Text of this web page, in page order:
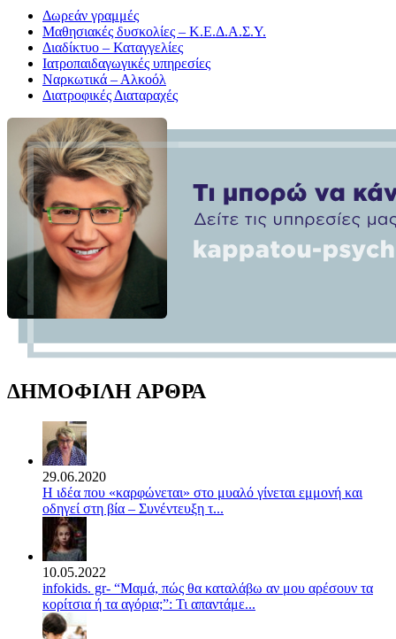
Δωρεάν γραμμές
Μαθησιακές δυσκολίες – Κ.Ε.Δ.Α.Σ.Υ.
Διαδίκτυο – Καταγγελίες
Ιατροπαιδαγωγικές υπηρεσίες
Ναρκωτικά – Αλκοόλ
Διατροφικές Διαταραχές
ΔΗΜΟΦΙΛΗ ΑΡΘΡΑ
29.06.2020
Η ιδέα που «καρφώνεται» στο μυαλό γίνεται εμμονή και
οδηγεί στη βία – Συνέντευξη τ...
10.05.2022
infokids. gr- “Μαμά, πώς θα καταλάβω αν μου αρέσουν τα
κορίτσια ή τα αγόρια;”: Τι απαντάμε...